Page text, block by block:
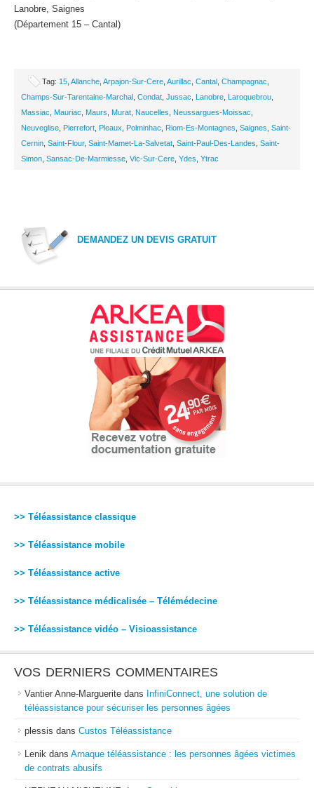
Lanobre, Saignes
(Département 15 – Cantal)
Tag: 15 Allanche Arpajon-Sur-Cere Aurillac Cantal Champagnac
Champs-Sur-Tarentaine-Marchal Condat Jussac Lanobre Laroquebrou
Massiac
Mauriac Maurs Murat Naucelles Neussargues-Moissac
Neuveglise Pierrefort Pleaux Polminhac Riom-Es-Montagnes Saignes Saint-
Cernin Saint-Flour, Saint-Mamet-La-Salvetat Saint-Paul-Des-Landes Saint-
Simon Sansac-De-Marmiesse Vic-Sur-Cere Ydes Ytrac
DEMANDEZ UN DEVIS GRATUIT
>> Téléassistance classique
>> Téléassistance mobile
>> Téléassistance active
>> Téléassistance médicalisée – Télémédecine
>> Téléassistance vidéo – Visioassistance
VOS DERNIERS COMMENTAIRES
Vantier Anne-Marguerite dans InfiniConnect, une solution de
téléassistance pour sécuriser les personnes âgées
plessis dans Custos Téléassistance
Lenik dans Arnaque téléassistance : les personnes âgées victimes
de contrats abusifs